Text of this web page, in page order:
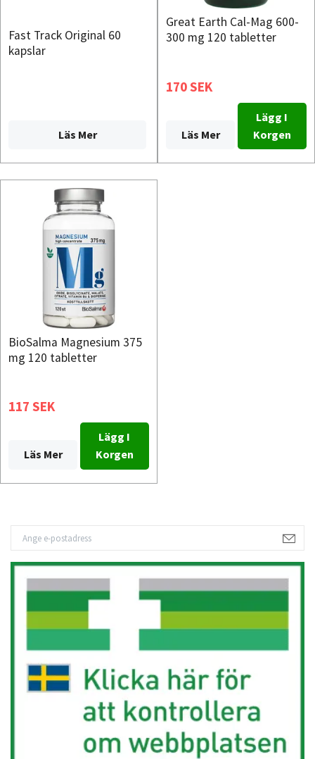
Fast Track Original 60
kapslar
Läs Mer
Great Earth Cal-Mag 600-
300 mg 120 tabletter
170 SEK
Läs Mer
Lägg I
Korgen
BioSalma Magnesium 375
mg 120 tabletter
117 SEK
Läs Mer
Lägg I
Korgen